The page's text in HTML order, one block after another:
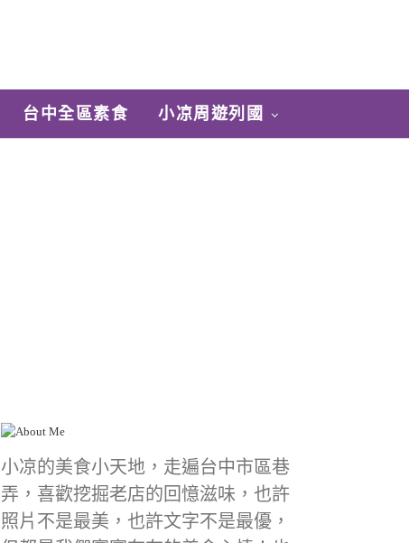
台中全區素食 小凉周遊列國
小凉的美食小天地，走遍台中市區巷
弄，喜歡挖掘老店的回憶滋味，也許
照片不是最美，也許文字不是最優，